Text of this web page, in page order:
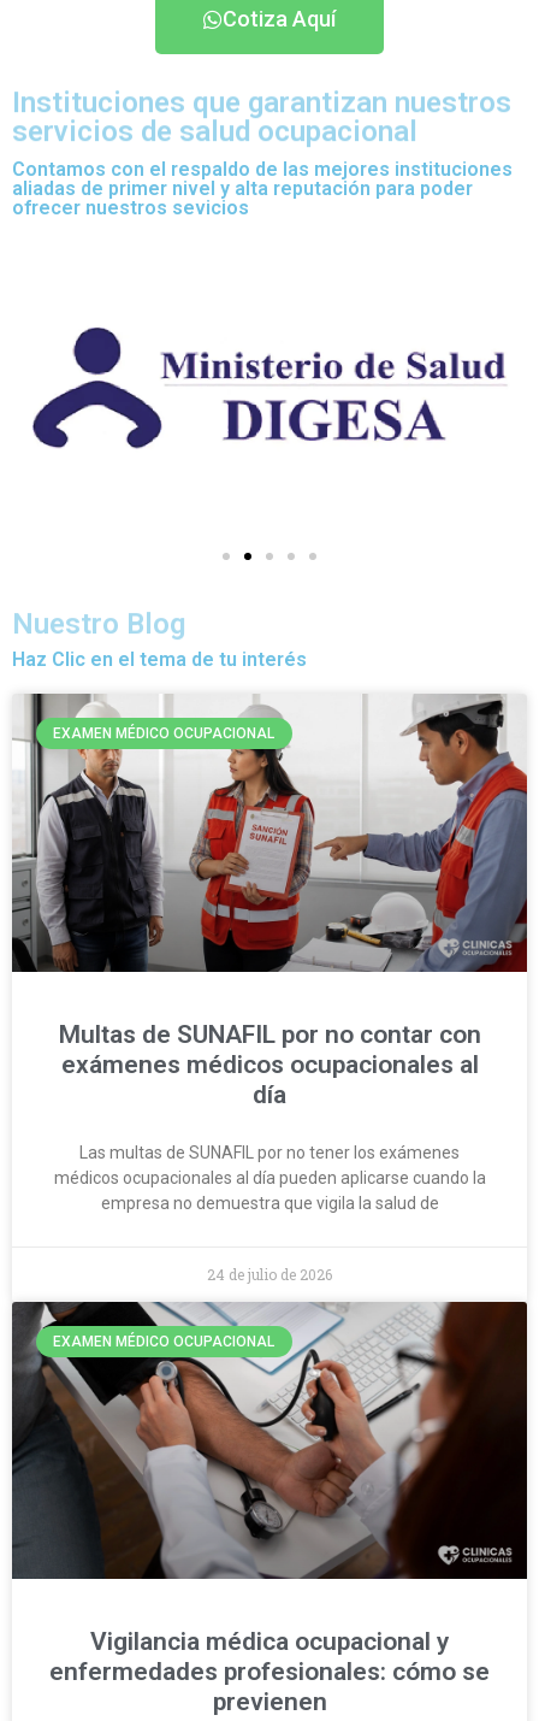
Cotiza Aquí
Instituciones que garantizan nuestros
servicios de salud ocupacional
Contamos con el respaldo de las mejores instituciones
aliadas de primer nivel y alta reputación para poder
ofrecer nuestros sevicios
Nuestro Blog
Haz Clic en el tema de tu interés
EXAMEN MÉDICO OCUPACIONAL
Multas de SUNAFIL por no contar con
exámenes médicos ocupacionales al
día
Las multas de SUNAFIL por no tener los exámenes
médicos ocupacionales al día pueden aplicarse cuando la
empresa no demuestra que vigila la salud de
24 de julio de 2026
EXAMEN MÉDICO OCUPACIONAL
Vigilancia médica ocupacional y
enfermedades profesionales: cómo se
previenen